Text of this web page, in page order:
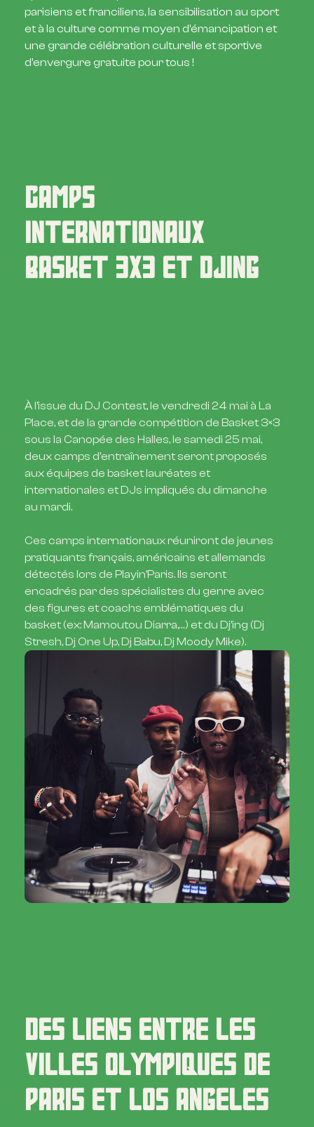
parisiens et franciliens, la sensibilisation au sport
et à la culture comme moyen d’émancipation et
une grande célébration culturelle et sportive
d’envergure gratuite pour tous !
CAMPS
INTERNATIONAUX
BASKET 3X3 ET DJING
À l’issue du DJ Contest, le vendredi 24 mai à La
Place, et de la grande compétition de Basket 3×3
sous la Canopée des Halles, le samedi 25 mai,
deux camps d’entraînement seront proposés
aux équipes de basket lauréates et
internationales et DJs impliqués du dimanche
au mardi.
Ces camps internationaux réuniront de jeunes
pratiquants français, américains et allemands
détectés lors de Playin’Paris. Ils seront
encadrés par des spécialistes du genre avec
des figures et coachs emblématiques du
basket (ex: Mamoutou Diarra,…) et du Dj’ing (Dj
Stresh, Dj One Up, Dj Babu, Dj Moody Mike).
DES LIENS ENTRE LES
VILLES OLYMPIQUES DE
PARIS ET LOS ANGELES